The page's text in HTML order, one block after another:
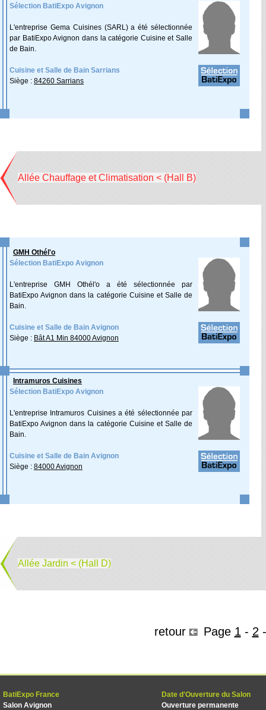
Sélection BatiExpo Avignon
L'entreprise Gema Cuisines (SARL) a été sélectionnée
par BatiExpo Avignon dans la catégorie Cuisine et Salle
de Bain.
Cuisine et Salle de Bain Sarrians
Siège : 84260 Sarrians
Allée Chauffage et Climatisation < (Hall B)
GMH Othél'o
Sélection BatiExpo Avignon
L'entreprise GMH Othél'o a été sélectionnée par
BatiExpo Avignon dans la catégorie Cuisine et Salle de
Bain.
Cuisine et Salle de Bain Avignon
Siège : Bât A1 Min 84000 Avignon
Intramuros Cuisines
Sélection BatiExpo Avignon
L'entreprise Intramuros Cuisines a été sélectionnée par
BatiExpo Avignon dans la catégorie Cuisine et Salle de
Bain.
Cuisine et Salle de Bain Avignon
Siège : 84000 Avignon
Allée Jardin < (Hall D)
retour Page 1 - 2
BatiExpo France
Salon Avignon
Date d'Ouverture du Salon
Ouverture permanente